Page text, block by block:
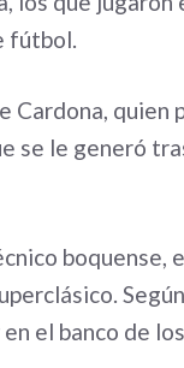
fútbol.
quien
se le generó
boquense,
el banco de